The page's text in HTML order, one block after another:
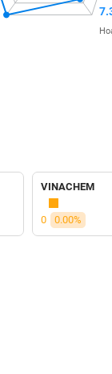
VINACHEM
0 0.00%